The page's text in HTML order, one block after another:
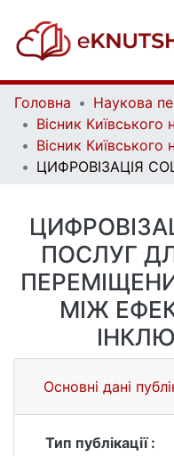
Головна
ПОСЛУГ
МІЖ
Основні дані
Тип публікації :